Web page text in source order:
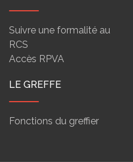
Suivre une formalité au
RCS
Accès RPVA
LE GREFFE
Fonctions du greffier